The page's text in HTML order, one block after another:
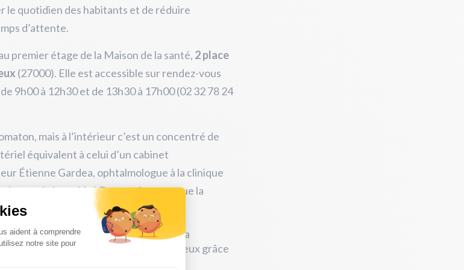
le quotidien des habitants et de réduire
d’attente.
premier étage de la Maison de la santé, 2 place
(27000). Elle est accessible sur rendez-vous
9h00 à 12h30 et de 13h30 à 17h00 (02 32 78 24
mais à l’intérieur c’est un concentré de
équivalent à celui d’un cabinet
Étienne Gardea, ophtalmologue à la clinique
de la société Eyeneed assure que la
complète d’examens ».
@doctovue - 1ère mondiale pour la
! - a été inaugurée ce soir à Évreux grâce